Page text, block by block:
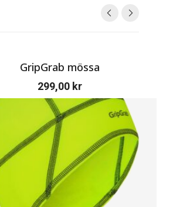
GripGrab mössa
299,00 kr